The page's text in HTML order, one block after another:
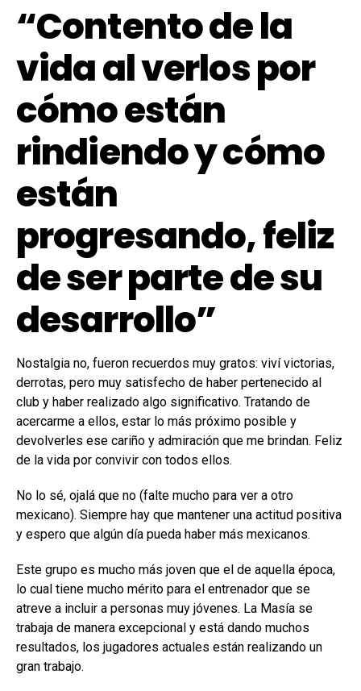
“Contento de la
vida al verlos por
cómo están
rindiendo y cómo
están
progresando, feliz
de ser parte de su
desarrollo”
Nostalgia no, fueron recuerdos muy gratos: viví victorias,
derrotas, pero muy satisfecho de haber pertenecido al
club y haber realizado algo significativo. Tratando de
acercarme a ellos, estar lo más próximo posible y
devolverles ese cariño y admiración que me brindan. Feliz
de la vida por convivir con todos ellos.
No lo sé, ojalá que no (falte mucho para ver a otro
mexicano). Siempre hay que mantener una actitud positiva
y espero que algún día pueda haber más mexicanos.
Este grupo es mucho más joven que el de aquella época,
lo cual tiene mucho mérito para el entrenador que se
atreve a incluir a personas muy jóvenes. La Masía se
trabaja de manera excepcional y está dando muchos
resultados, los jugadores actuales están realizando un
gran trabajo.